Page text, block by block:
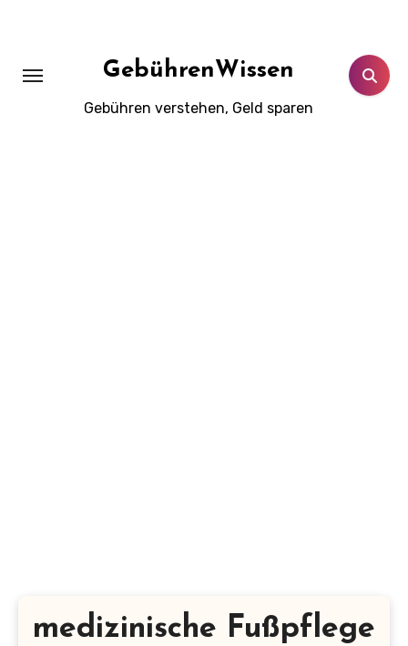
GebührenWissen
Gebühren verstehen, Geld sparen
medizinische Fußpflege